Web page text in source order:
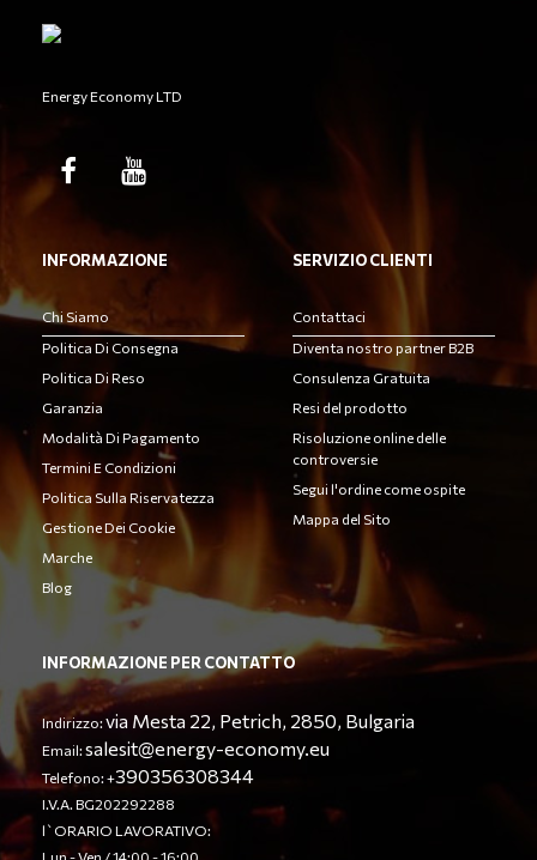
Energy Economy LTD
INFORMAZIONE
Chi Siamo
Politica Di Consegna
Politica Di Reso
Garanzia
Modalità Di Pagamento
Termini E Condizioni
Politica Sulla Riservatezza
Gestione Dei Cookie
Marche
Blog
SERVIZIO CLIENTI
Contattaci
Diventa nostro partner B2B
Consulenza Gratuita
Resi del prodotto
Risoluzione online delle
controversie
Segui l'ordine come ospite
Mappa del Sito
INFORMAZIONE PER CONTATTO
Indirizzo:via Mesta 22, Petrich, 2850, Bulgaria
Email:salesit@energy-economy.eu
Telefono: +390356308344
I.V.A. BG202292288
l`ORARIO LAVORATIVO:
Lun - Ven / 14:00 - 16:00